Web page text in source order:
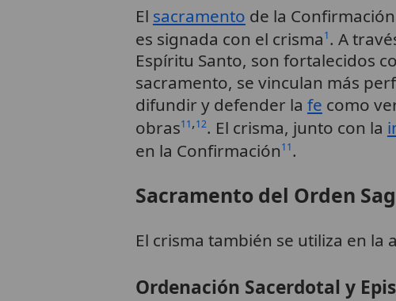
El sacramento de la
es signada con el crisma1. A
Espíritu Santo, son fortalecidos
sacramento, se vinculan más
difundir y defender la fe como
obras11,12. El crisma, junto con la
en la Confirmación11.
Sacramento del Orden
El crisma también se utiliza en la
Ordenación Sacerdotal y